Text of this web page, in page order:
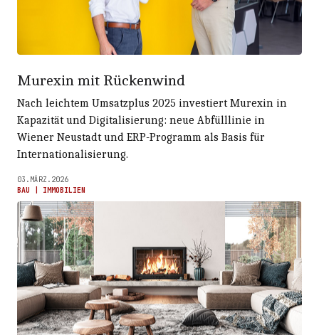
Murexin mit Rückenwind
Nach leichtem Umsatzplus 2025 investiert Murexin in
Kapazität und Digitalisierung: neue Abfülllinie in
Wiener Neustadt und ERP-Programm als Basis für
Internationalisierung.
03.MÄRZ.2026
BAU | IMMOBILIEN